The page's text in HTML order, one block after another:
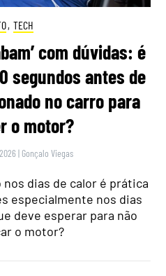
, TECH
com dúvidas: é
segundos antes de
no carro para
o motor?
| Gonçalo Viegas
dias de calor é prática
especialmente nos dias
deve esperar para não
o motor?